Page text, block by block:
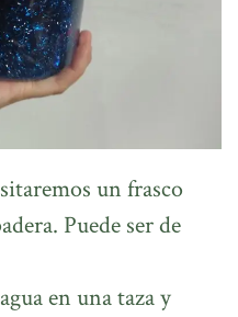
un frasco
Puede ser de
en una taza y